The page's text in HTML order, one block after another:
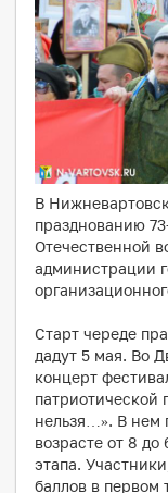
В
празднованию
Отечественной
администрации
Старт череде
дадут 5 мая. Во
концерт
патриотической
нельзя…». В нем
возрасте от 8 до
этапа.
баллов в первом